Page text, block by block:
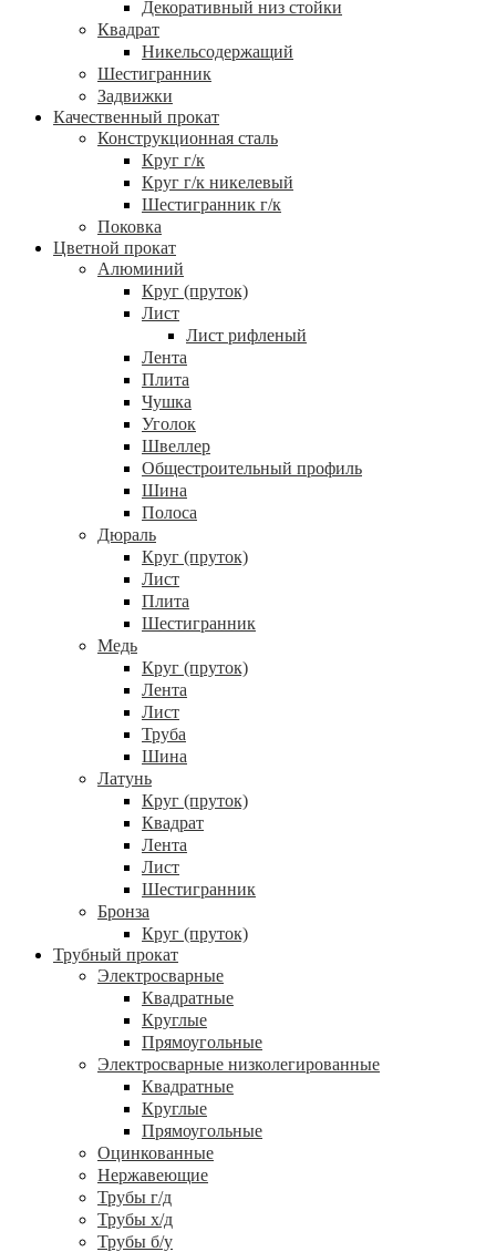
Декоративный низ стойки
Квадрат
Никельсодержащий
Шестигранник
Задвижки
Качественный прокат
Конструкционная сталь
Круг г/к
Круг г/к никелевый
Шестигранник г/к
Поковка
Цветной прокат
Алюминий
Круг (пруток)
Лист
Лист рифленый
Лента
Плита
Чушка
Уголок
Швеллер
Общестроительный профиль
Шина
Полоса
Дюраль
Круг (пруток)
Лист
Плита
Шестигранник
Медь
Круг (пруток)
Лента
Лист
Труба
Шина
Латунь
Круг (пруток)
Квадрат
Лента
Лист
Шестигранник
Бронза
Круг (пруток)
Трубный прокат
Электросварные
Квадратные
Круглые
Прямоугольные
Электросварные низколегированные
Квадратные
Круглые
Прямоугольные
Оцинкованные
Нержавеющие
Трубы г/д
Трубы х/д
Трубы б/у